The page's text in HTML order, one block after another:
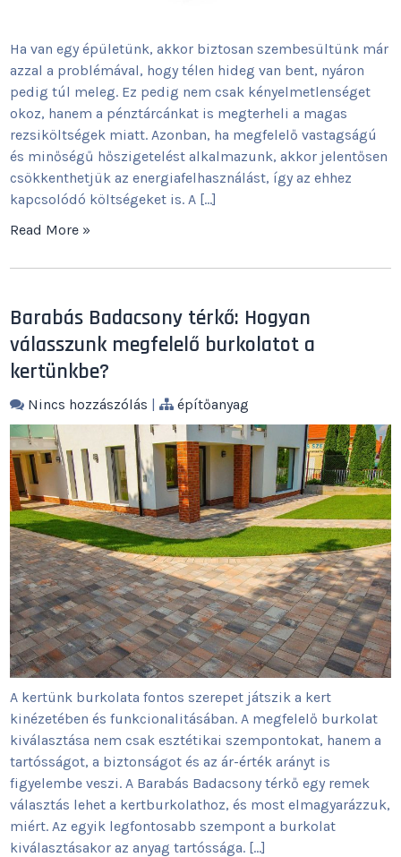
Ha van egy épületünk, akkor biztosan szembesültünk már
azzal a problémával, hogy télen hideg van bent, nyáron
pedig túl meleg. Ez pedig nem csak kényelmetlenséget
okoz, hanem a pénztárcánkat is megterheli a magas
rezsiköltségek miatt. Azonban, ha megfelelő vastagságú
és minőségű hőszigetelést alkalmazunk, akkor jelentősen
csökkenthetjük az energiafelhasználást, így az ehhez
kapcsolódó költségeket is. A […]
Read More »
Barabás Badacsony térkő: Hogyan
válasszunk megfelelő burkolatot a
kertünkbe?
Nincs hozzászólás | építőanyag
A kertünk burkolata fontos szerepet játszik a kert
kinézetében és funkcionalitásában. A megfelelő burkolat
kiválasztása nem csak esztétikai szempontokat, hanem a
tartósságot, a biztonságot és az ár-érték arányt is
figyelembe veszi. A Barabás Badacsony térkő egy remek
választás lehet a kertburkolathoz, és most elmagyarázzuk,
miért. Az egyik legfontosabb szempont a burkolat
kiválasztásakor az anyag tartóssága. […]